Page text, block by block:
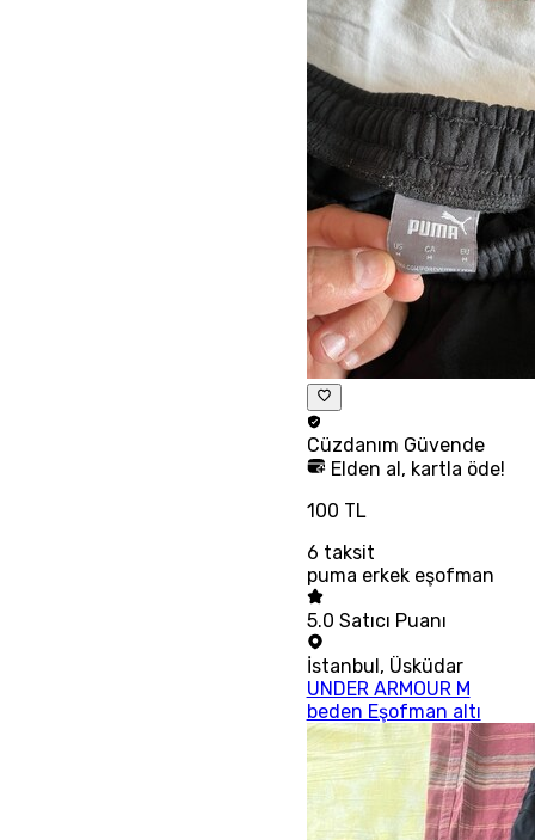
Cüzdanım Güvende
Elden al, kartla öde!
100 TL
6 taksit
puma erkek eşofman
5.0 Satıcı Puanı
İstanbul, Üsküdar
UNDER ARMOUR M
beden Eşofman altı